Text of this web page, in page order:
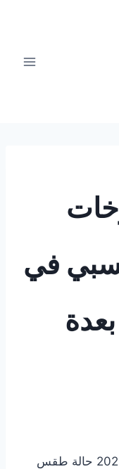
في
تشهد البلاد اليوم السبت 8 نوفمبر 2025 حالة طقس